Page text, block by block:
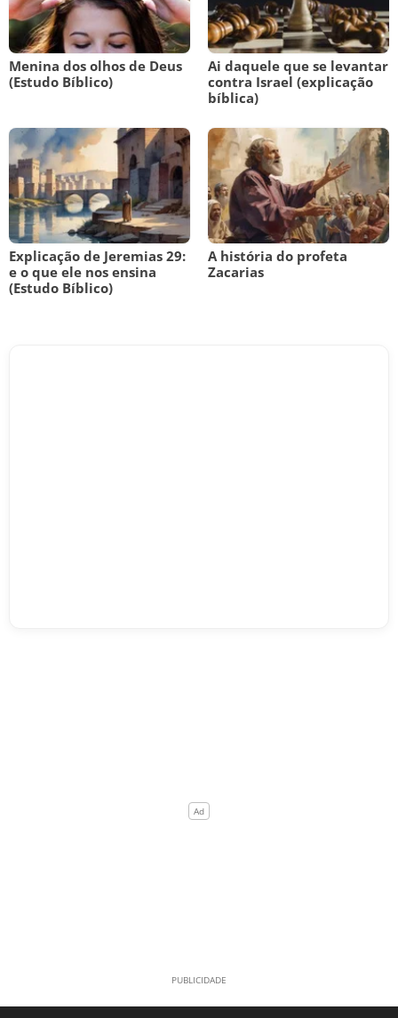
Menina dos olhos de Deus
(Estudo Bíblico)
Ai daquele que se levantar
contra Israel (explicação
bíblica)
Explicação de Jeremias 29:
e o que ele nos ensina
(Estudo Bíblico)
A história do profeta
Zacarias